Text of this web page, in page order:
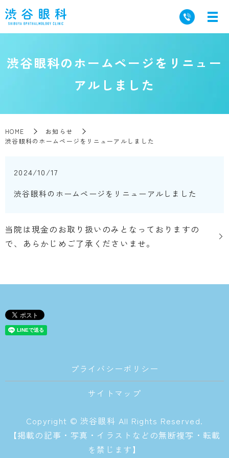
渋谷眼科のホームページをリニュー
アルしました
HOME
お知らせ
渋谷眼科のホームページをリニューアルしました
2024/10/17
渋谷眼科のホームページをリニューアルしました
当院は現金のお取り扱いのみとなっておりますの
で、あらかじめご了承くださいませ。
プライバシーポリシー
サイトマップ
Copyright © 渋谷眼科 All Rights Reserved.
【掲載の記事・写真・イラストなどの無断複写・転載
を禁じます】